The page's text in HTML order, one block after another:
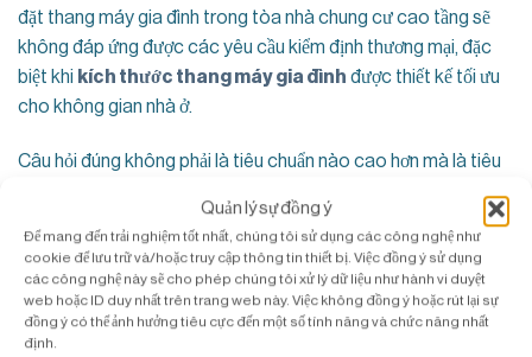
Quản lý sự đồng ý
Để mang đến trải nghiệm tốt nhất, chúng tôi sử dụng các công nghệ như
cookie để lưu trữ và/hoặc truy cập thông tin thiết bị. Việc đồng ý sử dụng
các công nghệ này sẽ cho phép chúng tôi xử lý dữ liệu như hành vi duyệt
web hoặc ID duy nhất trên trang web này. Việc không đồng ý hoặc rút lại sự
đồng ý có thể ảnh hưởng tiêu cực đến một số tính năng và chức năng nhất
định.
đặt thang máy gia đình trong tòa nhà chung cư cao tầng sẽ
không đáp ứng được các yêu cầu kiểm định thương mại, đặc
biệt khi kích thước thang máy gia đình được thiết kế tối ưu
cho không gian nhà ở.
Câu hỏi đúng không phải là tiêu chuẩn nào cao hơn mà là tiêu
Nam, thang máy nền tảng gia đình được chứng nhận bởi EN 81-
41 là lựa chọn phù hợp..
Tài Liệu Chứng Nhận Bạn Nên Yêu Cầu
Trước khi lắp đặt hệ thống thang máy gia đình, hãy yêu cầu tài